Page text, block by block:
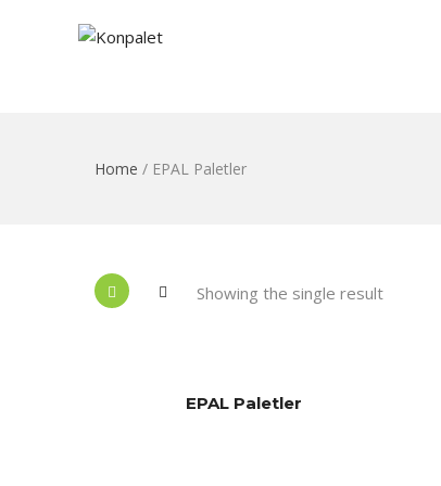
Home / EPAL Paletler
Showing the single result
EPAL Paletler